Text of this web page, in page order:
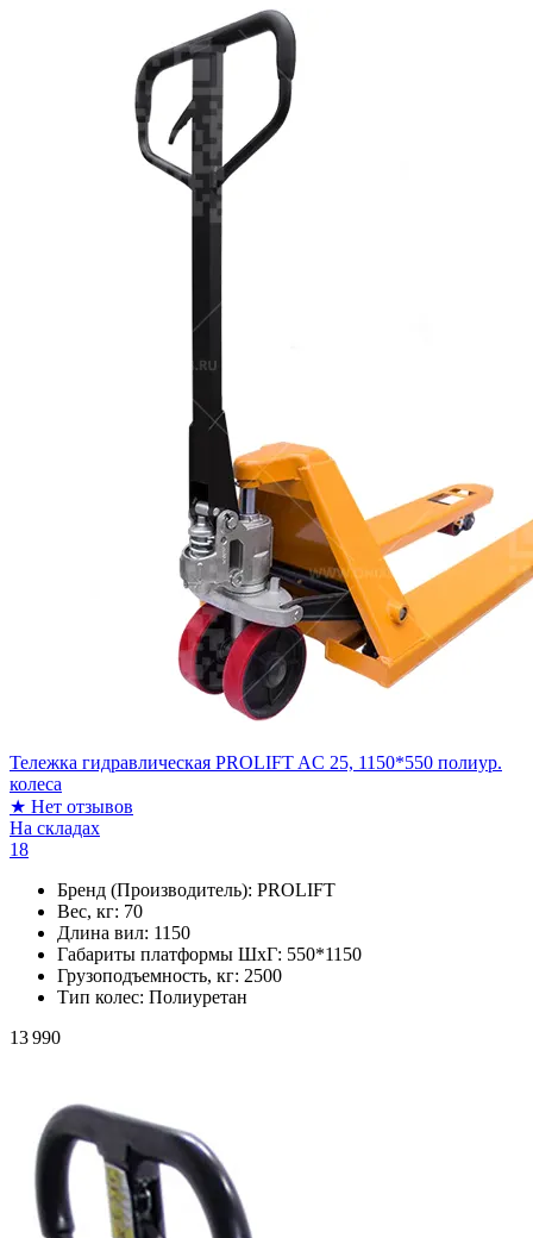
Тележка гидравлическая PROLIFT AC 25, 1150*550 полиур.
колеса
★ Нет отзывов
На складах
18
Бренд (Производитель): PROLIFT
Вес, кг: 70
Длина вил: 1150
Габариты платформы ШxГ: 550*1150
Грузоподъемность, кг: 2500
Тип колес: Полиуретан
13 990